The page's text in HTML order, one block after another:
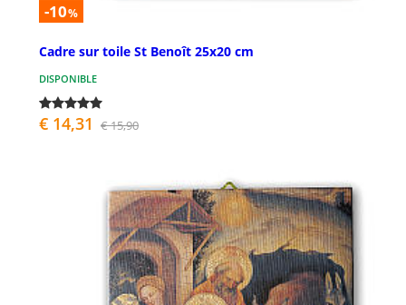
-10%
Cadre sur toile St Benoît 25x20 cm
DISPONIBLE
€ 14,31 € 15,90